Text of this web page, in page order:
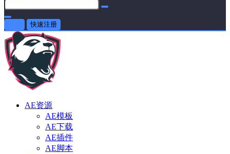
快速注册
AE资源
AE模板
AE下载
AE插件
AE脚本